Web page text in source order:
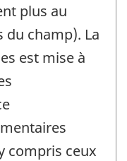
plus au
champ). La
est mise à
compris ceux